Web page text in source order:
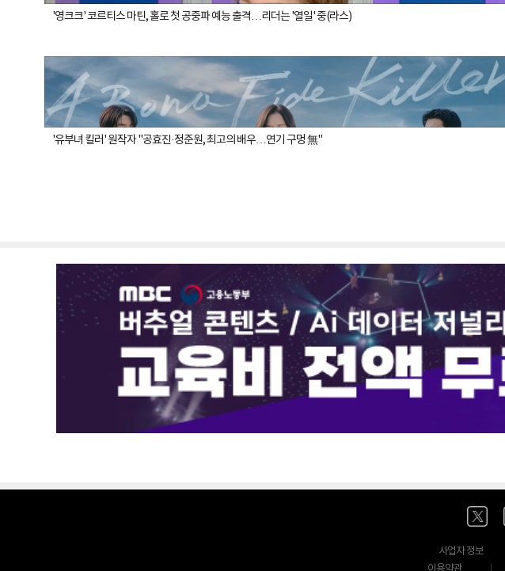
'영크크' 코르티스 마틴, 홀로 첫 공중파 예능 출격…리더는 '열일' 중(라스)
'유부녀 킬러' 원작자 "공효진·정준원, 최고의 배우…연기 구멍 無"
사업자 정보